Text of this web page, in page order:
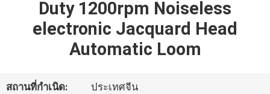
สินค้า
วิดีโอ
Duty 1200rpm Noiseless
electronic Jacquard Head
Automatic Loom
สถานที่กำเนิด: ประเทศจีน